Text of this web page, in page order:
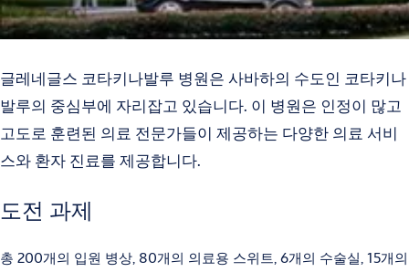
글레네글스 코타키나발루 병원은 사바하의 수도인 코타키나
발루의 중심부에 자리잡고 있습니다. 이 병원은 인정이 많고
고도로 훈련된 의료 전문가들이 제공하는 다양한 의료 서비
스와 환자 진료를 제공합니다.
도전 과제
총 200개의 입원 병상, 80개의 의료용 스위트, 6개의 수술실, 15개의